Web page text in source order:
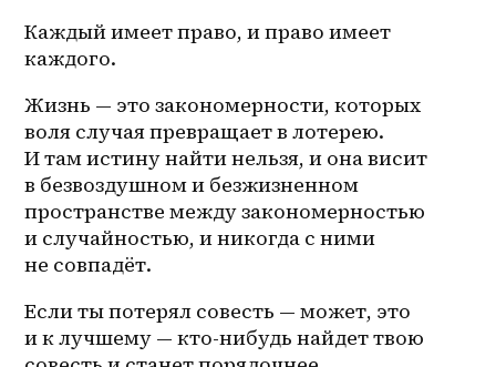
Каждый имеет право, и право имеет
каждого.
Жизнь — это закономерности, которых
воля случая превращает в лотерею.
И там истину найти нельзя, и она висит
в безвоздушном и безжизненном
пространстве между закономерностью
и случайностью, и никогда с ними
не совпадёт.
Если ты потерял совесть — может, это
и к лучшему — кто-нибудь найдет твою